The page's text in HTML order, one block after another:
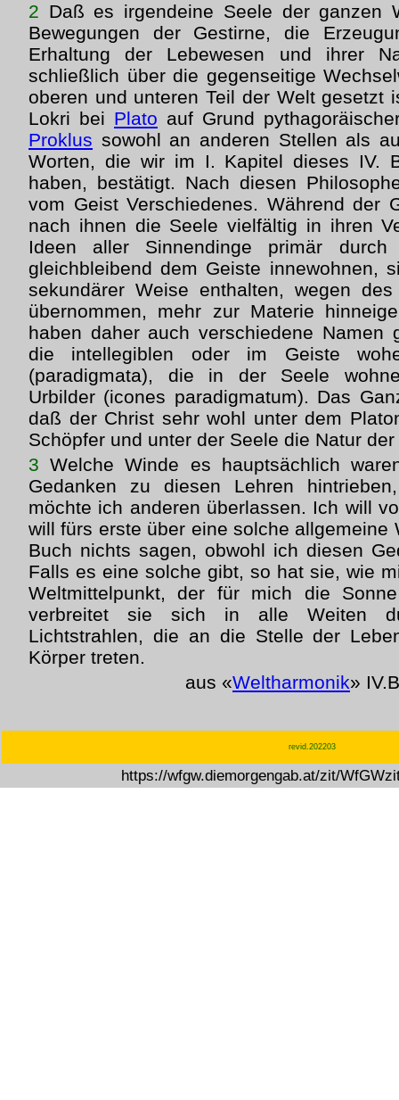
2 Daß es irgendeine Seele der ganzen
Bewegungen der Gestirne, die
Erhaltung der Lebewesen und ihrer
schließlich über die gegenseitige
oberen und unteren Teil der Welt gesetzt
Lokri bei Plato auf Grund
Proklus sowohl an anderen Stellen als
Worten, die wir im I. Kapitel dieses IV.
haben, bestätigt. Nach diesen
vom Geist Verschiedenes. Während der
nach ihnen die Seele vielfältig in ihren
Ideen aller Sinnendinge primär
gleichbleibend dem Geiste innewohnen,
sekundärer Weise enthalten, wegen
übernommen, mehr zur Materie
haben daher auch verschiedene Namen
die intellegiblen oder im Geiste
(paradigmata), die in der Seele
Urbilder (icones paradigmatum). Das
daß der Christ sehr wohl unter dem
Schöpfer und unter der Seele die Natur
3 Welche Winde es hauptsächlich
Gedanken zu diesen Lehren
möchte ich anderen überlassen. Ich will
will fürs erste über eine solche allgemeine
Buch nichts sagen, obwohl ich diesen
Falls es eine solche gibt, so hat sie, wie
Weltmittelpunkt, der für mich die
verbreitet sie sich in alle Weiten
Lichtstrahlen, die an die Stelle der
Körper treten.
aus «Weltharmonik»
revid.202203
https://wfgw.diemorgengab.at/zit/